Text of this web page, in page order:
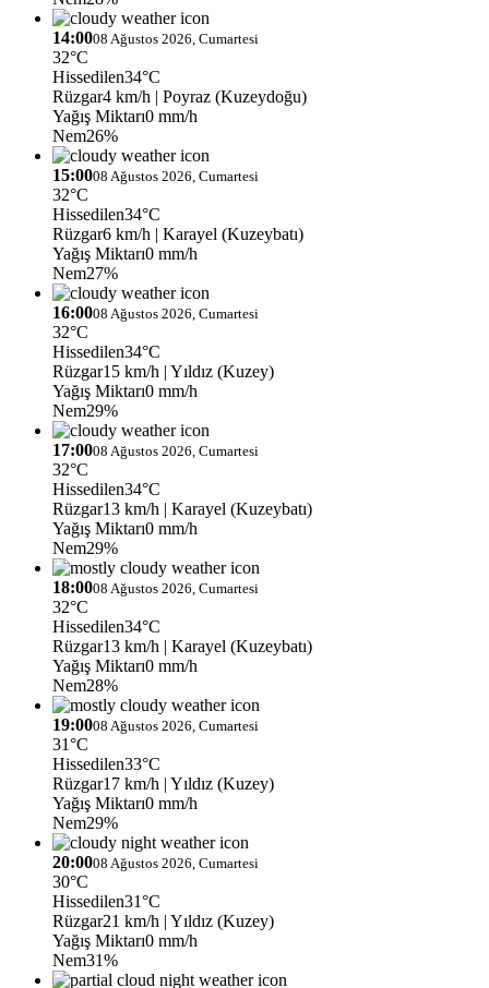
14:0008 Ağustos 2026, Cumartesi
32°C
Hissedilen34°C
Rüzgar4 km/h | Poyraz (Kuzeydoğu)
Yağış Miktarı0 mm/h
Nem26%
15:0008 Ağustos 2026, Cumartesi
32°C
Hissedilen34°C
Rüzgar6 km/h | Karayel (Kuzeybatı)
Yağış Miktarı0 mm/h
Nem27%
16:0008 Ağustos 2026, Cumartesi
32°C
Hissedilen34°C
Rüzgar15 km/h | Yıldız (Kuzey)
Yağış Miktarı0 mm/h
Nem29%
17:0008 Ağustos 2026, Cumartesi
32°C
Hissedilen34°C
Rüzgar13 km/h | Karayel (Kuzeybatı)
Yağış Miktarı0 mm/h
Nem29%
18:0008 Ağustos 2026, Cumartesi
32°C
Hissedilen34°C
Rüzgar13 km/h | Karayel (Kuzeybatı)
Yağış Miktarı0 mm/h
Nem28%
19:0008 Ağustos 2026, Cumartesi
31°C
Hissedilen33°C
Rüzgar17 km/h | Yıldız (Kuzey)
Yağış Miktarı0 mm/h
Nem29%
20:0008 Ağustos 2026, Cumartesi
30°C
Hissedilen31°C
Rüzgar21 km/h | Yıldız (Kuzey)
Yağış Miktarı0 mm/h
Nem31%